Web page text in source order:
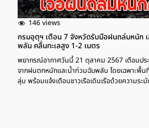
146 views
กรมอุตุฯ เตือน 7 จังหวัดรับมือฝนถล่มหนัก
พลัน คลื่นทะเลสูง 1-2 เมตร
พยากรณ์อากาศวันนี้ 21 ตุลาคม 2567 เตือนปร
จากฝนตกหนักและน้ำท่วมฉับพลัน โดยเฉพาะพื้นที่
ลุ่ม พร้อมแจ้งเตือนชาวเรือเดินเรือด้วยความระมั